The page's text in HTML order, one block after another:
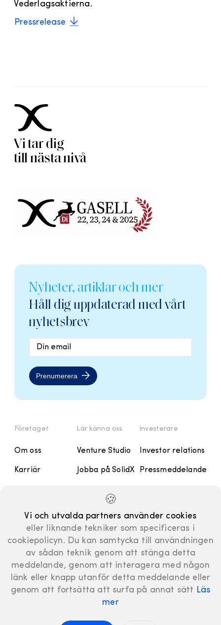
Vederlagsaktierna.
Pressrelease
Vi tar dig
till nästa nivå
Nyheter, artiklar och mer
Håll dig uppdaterad med vårt
nyhetsbrev
Prenumerera
Företaget
Om oss
Karriär
Lär känna oss
Venture Studio
Jobba på SolidX
Investerare
Investor relations
Pressmeddelande
Finansiell
kalender
Bolagsstyrning
🍪
Vi och utvalda partners använder cookies
eller liknande tekniker som specificeras i
cookiepolicyn. Du kan samtycka till användningen
av sådan teknik genom att stänga detta
meddelande, genom att interagera med någon
länk eller knapp utanför detta meddelande eller
genom att fortsätta att surfa på annat sätt Läs
mer